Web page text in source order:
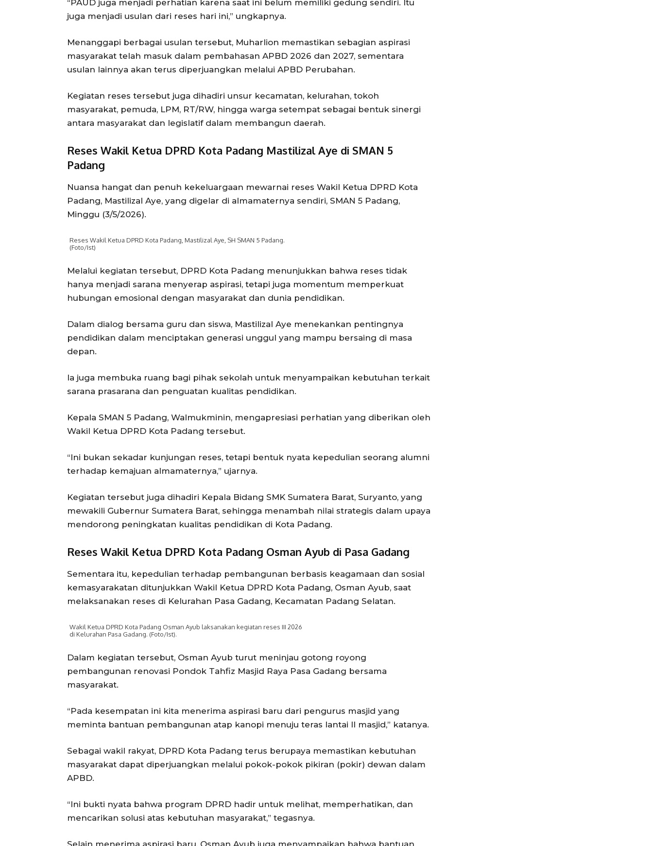
“PAUD juga menjadi perhatian karena saat ini belum memiliki gedung sendiri. Itu
juga menjadi usulan dari reses hari ini,” ungkapnya.
Menanggapi berbagai usulan tersebut, Muharlion memastikan sebagian aspirasi
masyarakat telah masuk dalam pembahasan APBD 2026 dan 2027, sementara
usulan lainnya akan terus diperjuangkan melalui APBD Perubahan.
Kegiatan reses tersebut juga dihadiri unsur kecamatan, kelurahan, tokoh
masyarakat, pemuda, LPM, RT/RW, hingga warga setempat sebagai bentuk sinergi
antara masyarakat dan legislatif dalam membangun daerah.
Reses Wakil Ketua DPRD Kota Padang Mastilizal Aye di SMAN 5
Padang
Nuansa hangat dan penuh kekeluargaan mewarnai reses Wakil Ketua DPRD Kota
Padang, Mastilizal Aye, yang digelar di almamaternya sendiri, SMAN 5 Padang,
Minggu (3/5/2026).
Reses Wakil Ketua DPRD Kota Padang, Mastilizal Aye, SH SMAN 5 Padang.
(Foto/Ist)
Melalui kegiatan tersebut, DPRD Kota Padang menunjukkan bahwa reses tidak
hanya menjadi sarana menyerap aspirasi, tetapi juga momentum memperkuat
hubungan emosional dengan masyarakat dan dunia pendidikan.
Dalam dialog bersama guru dan siswa, Mastilizal Aye menekankan pentingnya
pendidikan dalam menciptakan generasi unggul yang mampu bersaing di masa
depan.
Ia juga membuka ruang bagi pihak sekolah untuk menyampaikan kebutuhan terkait
sarana prasarana dan penguatan kualitas pendidikan.
Kepala SMAN 5 Padang, Walmukminin, mengapresiasi perhatian yang diberikan oleh
Wakil Ketua DPRD Kota Padang tersebut.
“Ini bukan sekadar kunjungan reses, tetapi bentuk nyata kepedulian seorang alumni
terhadap kemajuan almamaternya,” ujarnya.
Kegiatan tersebut juga dihadiri Kepala Bidang SMK Sumatera Barat, Suryanto, yang
mewakili Gubernur Sumatera Barat, sehingga menambah nilai strategis dalam upaya
mendorong peningkatan kualitas pendidikan di Kota Padang.
Reses Wakil Ketua DPRD Kota Padang Osman Ayub di Pasa Gadang
Sementara itu, kepedulian terhadap pembangunan berbasis keagamaan dan sosial
kemasyarakatan ditunjukkan Wakil Ketua DPRD Kota Padang, Osman Ayub, saat
melaksanakan reses di Kelurahan Pasa Gadang, Kecamatan Padang Selatan.
Wakil Ketua DPRD Kota Padang Osman Ayub laksanakan kegiatan reses III 2026
di Kelurahan Pasa Gadang. (Foto/Ist).
Dalam kegiatan tersebut, Osman Ayub turut meninjau gotong royong
pembangunan renovasi Pondok Tahfiz Masjid Raya Pasa Gadang bersama
masyarakat.
“Pada kesempatan ini kita menerima aspirasi baru dari pengurus masjid yang
meminta bantuan pembangunan atap kanopi menuju teras lantai II masjid,” katanya.
Sebagai wakil rakyat, DPRD Kota Padang terus berupaya memastikan kebutuhan
masyarakat dapat diperjuangkan melalui pokok-pokok pikiran (pokir) dewan dalam
APBD.
“Ini bukti nyata bahwa program DPRD hadir untuk melihat, memperhatikan, dan
mencarikan solusi atas kebutuhan masyarakat,” tegasnya.
Selain menerima aspirasi baru, Osman Ayub juga menyampaikan bahwa bantuan